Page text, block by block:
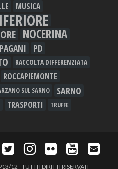
MUSICA
NOCERINA
PAGANI PD
RACCOLTA DIFFERENZIATA
ROCCAPIEMONTE
SUL SARNO SARNO
TRASPORTI TRUFFE
12 - TUTTI I DIRITTI RISERVATI